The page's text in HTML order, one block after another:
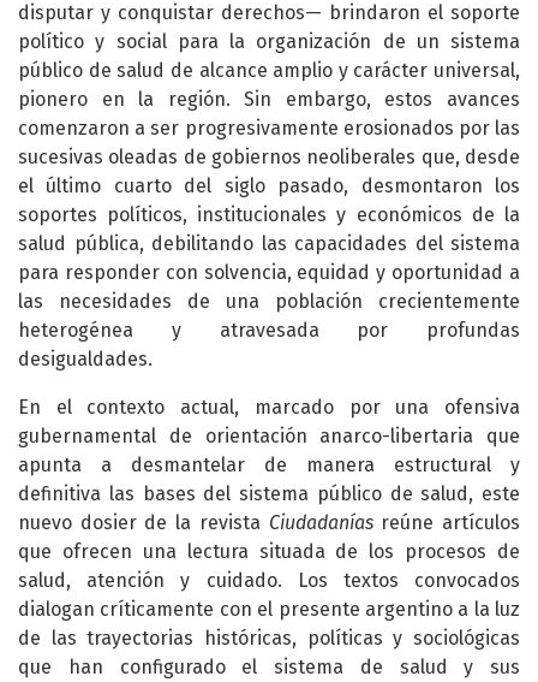
disputar y conquistar derechos— brindaron el soporte
político y social para la organización de un sistema
público de salud de alcance amplio y carácter universal,
pionero en la región. Sin embargo, estos avances
comenzaron a ser progresivamente erosionados por las
sucesivas oleadas de gobiernos neoliberales que, desde
el último cuarto del siglo pasado, desmontaron los
soportes políticos, institucionales y económicos de la
salud pública, debilitando las capacidades del sistema
para responder con solvencia, equidad y oportunidad a
las necesidades de una población crecientemente
heterogénea y atravesada por profundas
desigualdades.
En el contexto actual, marcado por una ofensiva
gubernamental de orientación anarco-libertaria que
apunta a desmantelar de manera estructural y
definitiva las bases del sistema público de salud, este
nuevo dosier de la revista Ciudadaníasreúne artículos
que ofrecen una lectura situada de los procesos de
salud, atención y cuidado. Los textos convocados
dialogan críticamente con el presente argentino a la luz
de las trayectorias históricas, políticas y sociológicas
que han configurado el sistema de salud y sus